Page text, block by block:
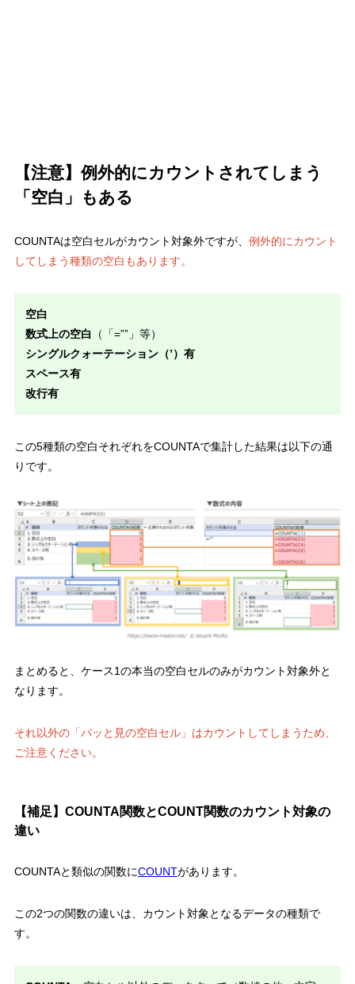
【注意】例外的にカウントされてしまう
「空白」もある
COUNTAは空白セルがカウント対象外ですが、 例外的にカウント
してしまう種類の空白もあります。
空白
数式上の空白
（「=””」等）
シングルクォーテーション（’）有
スペース有
改行有
この5種類の空白それぞれをCOUNTAで集計した結果は以下の通
りです。
まとめると、 ケース1の本当の空白セルのみがカウント対象外と
なります。
それ以外の「パッと見の空白セル」はカウントしてしまうため、
ご注意ください。
【補足】COUNTA関数とCOUNT関数のカウント対象の
違い
COUNTAと類似の関数にCOUNTがあります。
この2つの関数の違いは、カウント対象となるデータの種類で
す。